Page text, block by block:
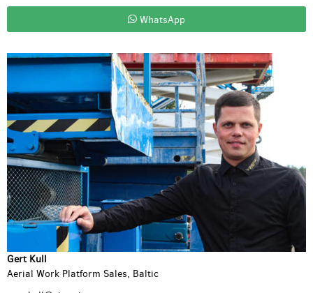
WhatsApp
Gert Kull
Aerial Work Platform Sales, Baltic